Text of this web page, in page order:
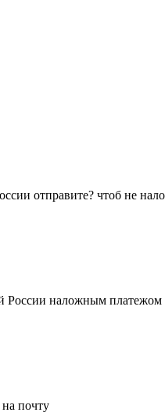
отправите? чтоб не
России наложным платежом
почту